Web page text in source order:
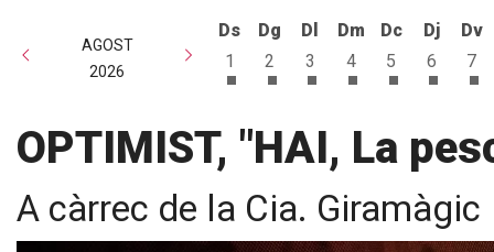
AGOST
2026
Ds
1
Dissabte 1 d'agost
Dg
2
Diumenge 2 d'agost
Dl
3
Dilluns 3 d'agost
Dm
4
Dimarts 4 d'agost
Dc
5
Dimecres 5
Dj
6
Dijous
Dv
7
OPTIMIST, "HAI, La
A càrrec de la Cia. Giramàgic